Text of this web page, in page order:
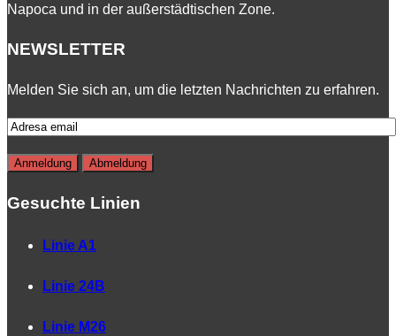
Napoca und in der außerstädtischen Zone.
NEWSLETTER
Melden Sie sich an, um die letzten Nachrichten zu erfahren.
Gesuchte Linien
Linie A1
Linie 24B
Linie M26